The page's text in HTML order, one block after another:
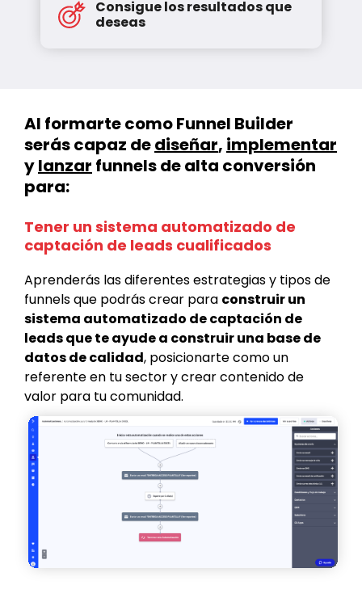
Consigue los resultados que
deseas
Al formarte como Funnel Builder
serás capaz dediseñar, implementar
ylanzar funnels de alta conversión
para:
Tener un sistema automatizado de
captación de leads cualificados
Aprenderás las diferentes estrategias y tipos de
funnels que podrás crear para construir un
sistema automatizado de captación de
leads que te ayude a construir una base de
datos de calidad, posicionarte como un
referente en tu sector y crear contenido de
valor para tu comunidad.